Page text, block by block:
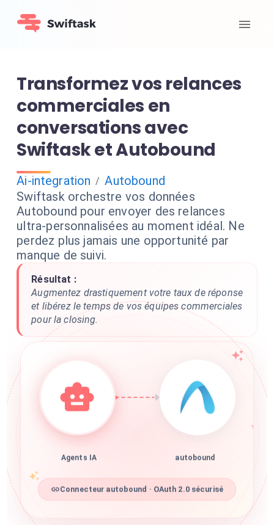
Transformez vos relances
commerciales en
conversations avec
Swiftask et Autobound
Ai-integration / Autobound
Swiftask orchestre vos données
Autobound pour envoyer des relances
ultra-personnalisées au moment idéal. Ne
perdez plus jamais une opportunité par
manque de suivi.
Résultat :
Augmentez drastiquement votre taux de réponse
et libérez le temps de vos équipes commerciales
pour la closing.
Agents IA autobound
Connecteur autobound · OAuth 2.0 sécurisé